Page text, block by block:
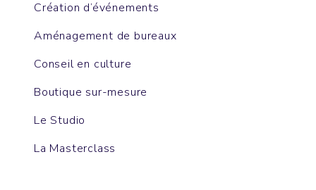
Création d’événements
Aménagement de bureaux
Conseil en culture
Boutique sur-mesure
Le Studio
La Masterclass